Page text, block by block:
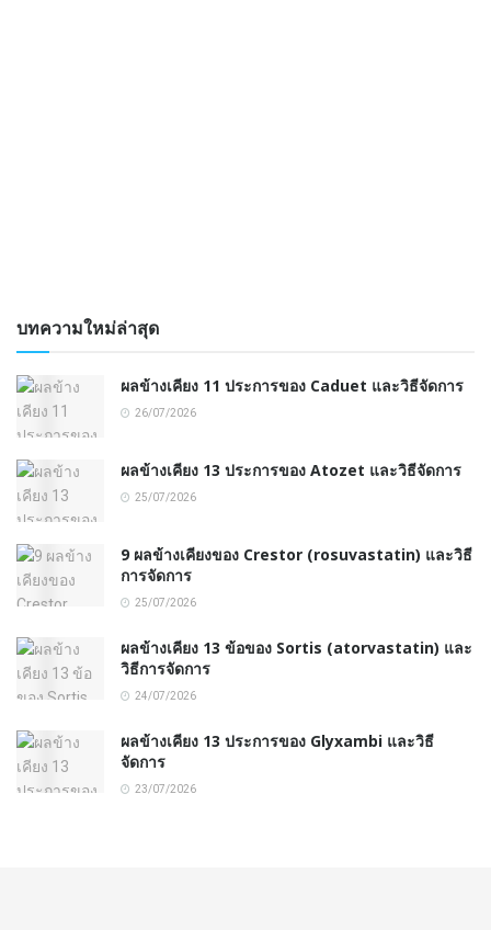
บทความใหม่ล่าสุด
ผลข้างเคียง 11 ประการของ Caduet และวิธีจัดการ
26/07/2026
ผลข้างเคียง 13 ประการของ Atozet และวิธีจัดการ
25/07/2026
9 ผลข้างเคียงของ Crestor (rosuvastatin) และวิธี
การจัดการ
25/07/2026
ผลข้างเคียง 13 ข้อของ Sortis (atorvastatin) และ
วิธีการจัดการ
24/07/2026
ผลข้างเคียง 13 ประการของ Glyxambi และวิธี
จัดการ
23/07/2026